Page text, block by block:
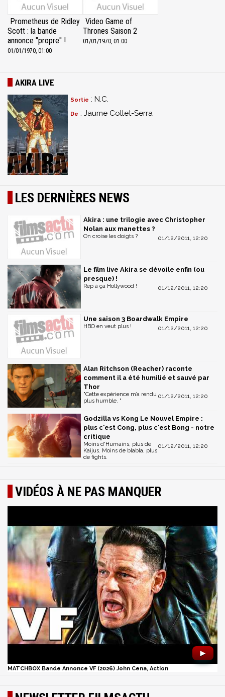
Prometheus de Ridley
Scott : la bande
annonce ''propre'' !
01/01/1970, 01:00
Video Game of
Thrones Saison 2
01/01/1970, 01:00
AKIRA LIVE
Sortie : N.C.
De : Jaume Collet-Serra
LES DERNIÈRES NEWS
Akira : une trilogie avec Christopher
Nolan aux manettes ?
01/12/2011, 12:20
On croise les doigts ?
Le film live Akira se dévoile enfin (ou
presque) !
01/12/2011, 12:20
Rep à ça Hollywood !
Une saison 3 Boardwalk Empire
01/12/2011, 12:20
HBO en veut plus !
Alan Ritchson (Reacher) raconte
comment il a été humilié et sauvé par
Thor
01/12/2011, 12:20
"Cette expérience m’a rendu
plus humble. "
Godzilla vs Kong Le Nouvel Empire :
plus c'est Cong, plus c'est Bong - notre
critique
01/12/2011, 12:20
Moins d'Humains, plus de
Kaijus. Moins de blabla, plus
de fights.
VIDÉOS À NE PAS MANQUER
►
MATCHBOX Bande Annonce VF (2026) John Cena, Action